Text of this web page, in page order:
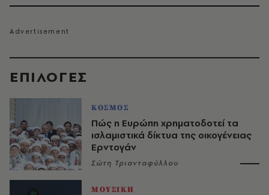
EΠΙΛΟΓΈΣ
ΚΟΣΜΟΣ
Πώς η Ευρώπη χρηματοδοτεί τα
ισλαμιστικά δίκτυα της οικογένειας
Ερντογάν
Σώτη Τριανταφύλλου
ΜΟΥΣΙΚΗ